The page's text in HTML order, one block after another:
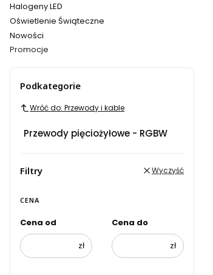
Halogeny LED
Oświetlenie Świąteczne
Nowości
Promocje
Podkategorie
Wróć do: Przewody i kable
Przewody pięciożyłowe - RGBW
Filtry Wyczyść
CENA
Cena od
zł
Cena do
zł